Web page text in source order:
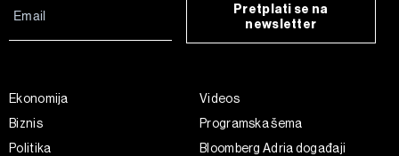
Pretplati se na
newsletter
Ekonomija
Biznis
Politika
Videos
Programska šema
Bloomberg Adria događaji